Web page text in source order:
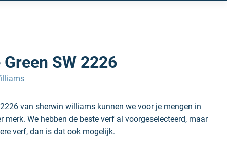
SW 2226
van sherwin williams kunnen we voor je mengen in
merk. We hebben de beste verf al voorgeselecteerd, maar
verf, dan is dat ook mogelijk.